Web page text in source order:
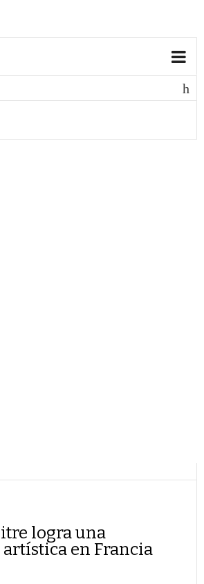
logra una
en Francia